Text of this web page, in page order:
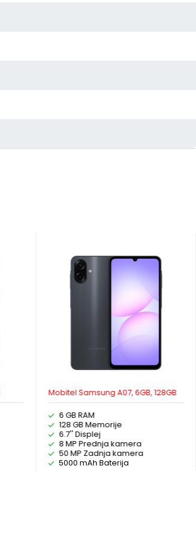
Mobitel Samsung A07, 6GB, 128GB
6 GB RAM
128 GB Memorije
6.7'' Displej
8 MP Prednja kamera
50 MP Zadnja kamera
5000 mAh Baterija